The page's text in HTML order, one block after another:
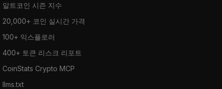
알트코인 시즌 지수
20,000+ 코인 실시간 가격
100+ 익스플로러
400+ 토큰 리스크 리포트
CoinStats Crypto MCP
llms.txt